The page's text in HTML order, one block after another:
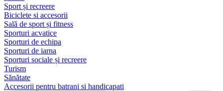
Sport și recreere
Biciclete si accesorii
Sală de sport și fitness
Sporturi acvatice
Sporturi de echipa
Sporturi de iarna
Sporturi sociale și recreere
Turism
Sănătate
Accesorii pentru batrani si handicapati